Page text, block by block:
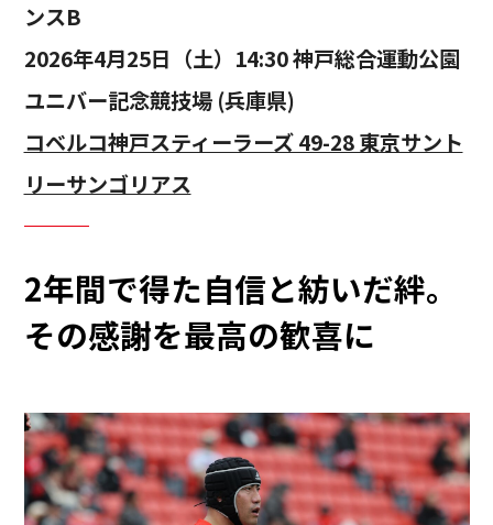
ンスB
2026年4月25日（土）14:30 神戸総合運動公園
ユニバー記念競技場 (兵庫県)
コベルコ神戸スティーラーズ 49-28 東京サント
リーサンゴリアス
2年間で得た自信と紡いだ絆。
その感謝を最高の歓喜に